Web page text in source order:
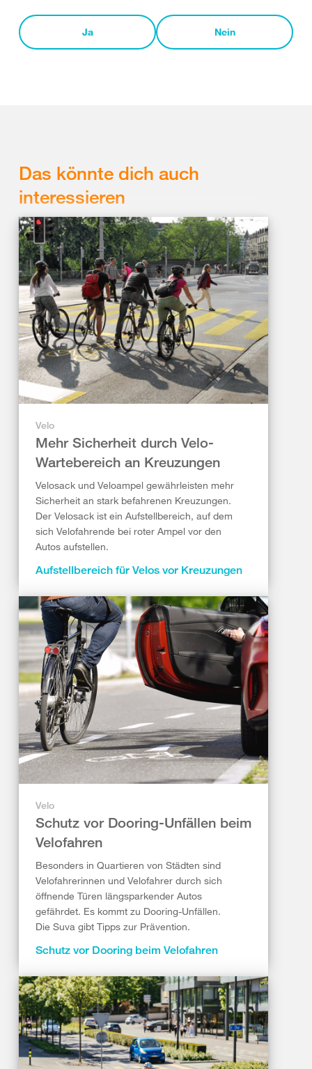
Ja Nein
Das könnte dich auch
interessieren
Velo
Mehr Sicherheit durch Velo-
Wartebereich an Kreuzungen
Velosack und Veloampel gewährleisten mehr
Sicherheit an stark befahrenen Kreuzungen.
Der Velosack ist ein Aufstellbereich, auf dem
sich Velofahrende bei roter Ampel vor den
Autos aufstellen.
Aufstellbereich für Velos vor Kreuzungen
Velo
Schutz vor Dooring-Unfällen beim
Velofahren
Besonders in Quartieren von Städten sind
Velofahrerinnen und Velofahrer durch sich
öffnende Türen längsparkender Autos
gefährdet. Es kommt zu Dooring-Unfällen.
Die Suva gibt Tipps zur Prävention.
Schutz vor Dooring beim Velofahren